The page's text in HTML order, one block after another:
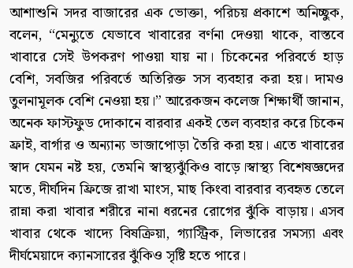
আশাশুনি সদর বাজারের এক ভোক্তা, পরিচয় প্রকাশে অনিচ্ছুক,
বলেন, “মেন্যুতে যেভাবে খাবারের বর্ণনা দেওয়া থাকে, বাস্তবে
খাবারে সেই উপকরণ পাওয়া যায় না। চিকেনের পরিবর্তে হাড়
বেশি, সবজির পরিবর্তে অতিরিক্ত সস ব্যবহার করা হয়। দামও
তুলনামূলক বেশি নেওয়া হয়।” আরেকজন কলেজ শিক্ষার্থী জানান,
অনেক ফাস্টফুড দোকানে বারবার একই তেল ব্যবহার করে চিকেন
ফ্রাই, বার্গার ও অন্যান্য ভাজাপোড়া তৈরি করা হয়। এতে খাবারের
স্বাদ যেমন নষ্ট হয়, তেমনি স্বাস্থ্যঝুঁকিও বাড়ে।স্বাস্থ্য বিশেষজ্ঞদের
মতে, দীর্ঘদিন ফ্রিজে রাখা মাংস, মাছ কিংবা বারবার ব্যবহৃত তেলে
রান্না করা খাবার শরীরে নানা ধরনের রোগের ঝুঁকি বাড়ায়। এসব
খাবার থেকে খাদ্যে বিষক্রিয়া, গ্যাস্ট্রিক, লিভারের সমস্যা এবং
দীর্ঘমেয়াদে ক্যানসারের ঝুঁকিও সৃষ্টি হতে পারে।